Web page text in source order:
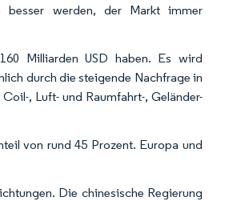
besser werden, der Markt immer
Milliarden USD haben. Es wird
durch die steigende Nachfrage in
, Luft- und Raumfahrt-, Geländer-
von rund 45 Prozent. Europa und
Die chinesische Regierung